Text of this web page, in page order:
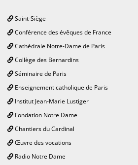
Saint-Siège
Conférence des évêques de France
Cathédrale Notre-Dame de Paris
Collège des Bernardins
Séminaire de Paris
Enseignement catholique de Paris
Institut Jean-Marie Lustiger
Fondation Notre Dame
Chantiers du Cardinal
Œuvre des vocations
Radio Notre Dame